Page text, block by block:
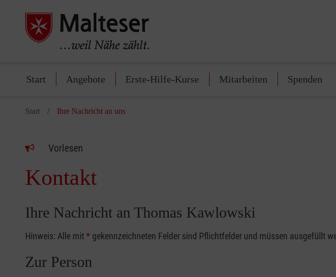
Start Angebote Erste-Hilfe-Kurse Mitarbeiten Spenden
Start Ihre Nachricht an uns
Vorlesen
Kontakt
Ihre Nachricht an Thomas Kawlowski
Hinweis: Alle mit* gekennzeichneten Felder sind Pflichtfelder und müssen ausgefüllt
Zur Person